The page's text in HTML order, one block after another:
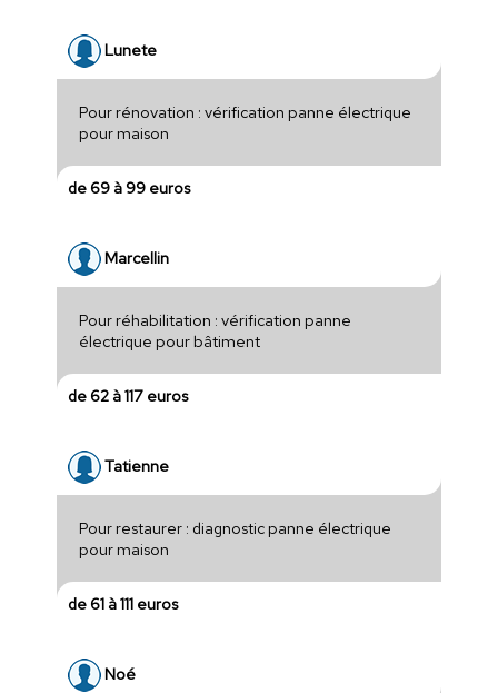
Lunete
Pour rénovation : vérification panne électrique
pour maison
de 69 à 99 euros
Marcellin
Pour réhabilitation : vérification panne
électrique pour bâtiment
de 62 à 117 euros
Tatienne
Pour restaurer : diagnostic panne électrique
pour maison
de 61 à 111 euros
Noé